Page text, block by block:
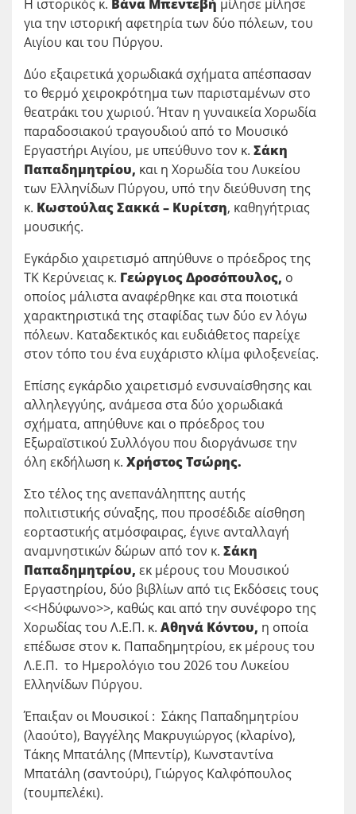
Η ιστορικός κ. Βάνα Μπεντεβή μίλησε μίλησε
για την ιστορική αφετηρία των δύο πόλεων, του
Αιγίου και του Πύργου.
Δύο εξαιρετικά χορωδιακά σχήματα απέσπασαν
το θερμό χειροκρότημα των παρισταμένων στο
θεατράκι του χωριού. Ήταν η γυναικεία Χορωδία
παραδοσιακού τραγουδιού από το Μουσικό
Εργαστήρι Αιγίου, με υπεύθυνο τον κ. Σάκη
Παπαδημητρίου, και η Χορωδία του Λυκείου
των Ελληνίδων Πύργου, υπό την διεύθυνση της
κ. Κωστούλας Σακκά – Κυρίτση, καθηγήτριας
μουσικής.
Εγκάρδιο χαιρετισμό απηύθυνε ο πρόεδρος της
ΤΚ Κερύνειας κ. Γεώργιος Δροσόπουλος, ο
οποίος μάλιστα αναφέρθηκε και στα ποιοτικά
χαρακτηριστικά της σταφίδας των δύο εν λόγω
πόλεων. Καταδεκτικός και ευδιάθετος παρείχε
στον τόπο του ένα ευχάριστο κλίμα φιλοξενείας.
Επίσης εγκάρδιο χαιρετισμό ενσυναίσθησης και
αλληλεγγύης, ανάμεσα στα δύο χορωδιακά
σχήματα, απηύθυνε και ο πρόεδρος του
Εξωραϊστικού Συλλόγου που διοργάνωσε την
όλη εκδήλωση κ. Χρήστος Τσώρης.
Στο τέλος της ανεπανάληπτης αυτής
πολιτιστικής σύναξης, που προσέδιδε αίσθηση
εορταστικής ατμόσφαιρας, έγινε ανταλλαγή
αναμνηστικών δώρων από τον κ. Σάκη
Παπαδημητρίου, εκ μέρους του Μουσικού
Εργαστηρίου, δύο βιβλίων από τις Εκδόσεις τους
<<Ηδύφωνο>>, καθώς και από την συνέφορο της
Χορωδίας του Λ.Ε.Π. κ. Αθηνά Κόντου, η οποία
επέδωσε στον κ. Παπαδημητρίου, εκ μέρους του
Λ.Ε.Π. το Ημερολόγιο του 2026 του Λυκείου
Ελληνίδων Πύργου.
Έπαιξαν οι Μουσικοί : Σάκης Παπαδημητρίου
(λαούτο), Βαγγέλης Μακρυγιώργος (κλαρίνο),
Τάκης Μπατάλης (Μπεντίρ), Κωνσταντίνα
Μπατάλη (σαντούρι), Γιώργος Καλφόπουλος
(τουμπελέκι).